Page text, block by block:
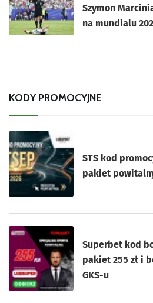
Szymon
na mundialu
KODY PROMOCYJNE
STS kod
pakiet
Superbet kod
pakiet 255 zł i
GKS-u